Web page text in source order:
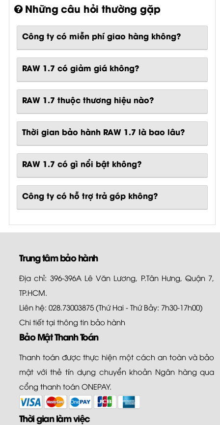
Những câu hỏi thường gặp
Công ty có miễn phí giao hàng không?
RAW 1.7 có giảm giá không?
RAW 1.7 thuộc thương hiệu nào?
Thời gian bảo hành RAW 1.7 là bao lâu?
RAW 1.7 có gì nổi bật không?
Công ty có hỗ trợ trả góp không?
Trung tâm bảo hành
Địa chỉ: 396-396A Lê Văn Lương, P.Tân Hưng, Quận 7,
TP.HCM.
Liên hệ: 028.73003875 (Thứ Hai - Thứ Bảy: 7h30-17h00)
Chi tiết tại thông tin bảo hành
Bảo Mật Thanh Toán
Thanh toán được thực hiện một cách an toàn và bảo
mật với thẻ tín dụng chuyển khoản Ngân hàng qua
cổng thanh toán ONEPAY.
Thời gian làm việc